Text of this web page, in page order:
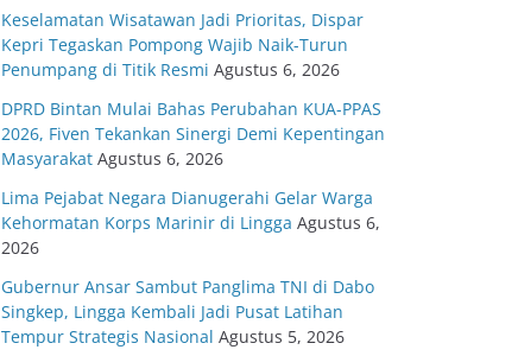
Keselamatan Wisatawan Jadi Prioritas, Dispar
Kepri Tegaskan Pompong Wajib Naik-Turun
Penumpang di Titik Resmi Agustus 6, 2026
DPRD Bintan Mulai Bahas Perubahan KUA-PPAS
2026, Fiven Tekankan Sinergi Demi Kepentingan
Masyarakat Agustus 6, 2026
Lima Pejabat Negara Dianugerahi Gelar Warga
Kehormatan Korps Marinir di Lingga Agustus 6,
2026
Gubernur Ansar Sambut Panglima TNI di Dabo
Singkep, Lingga Kembali Jadi Pusat Latihan
Tempur Strategis Nasional Agustus 5, 2026